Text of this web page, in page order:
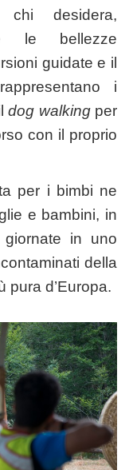
chi desidera,
le bellezze
guidate e il
i
dog walking per
con il proprio
per i bimbi ne
e bambini, in
giornate in uno
della
pura d’Europa.